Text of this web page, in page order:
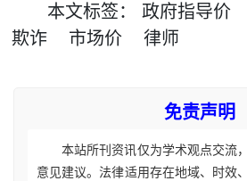
本文标签： 政府指导价
欺诈
市场价 律师
免责声明
本站所刊资讯仅为学术观点交流
意见建议。法律适用存在地域、时效